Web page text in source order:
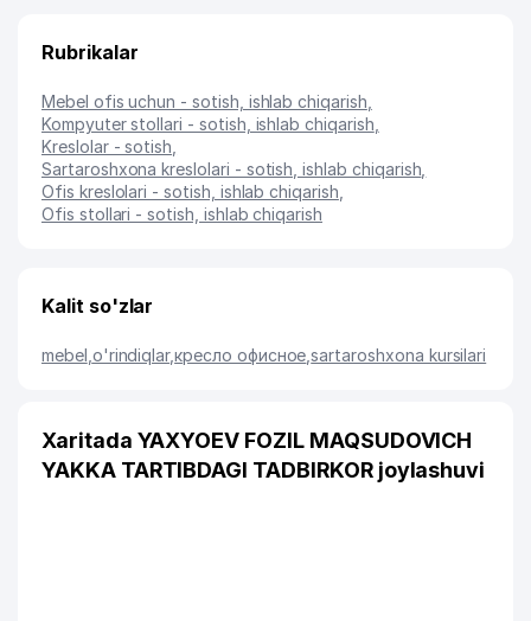
Rubrikalar
Mebel ofis uchun - sotish, ishlab chiqarish
Kompyuter stollari - sotish, ishlab chiqarish
Kreslolar - sotish
Sartaroshxona kreslolari - sotish, ishlab chiqarish
Ofis kreslolari - sotish, ishlab chiqarish
Ofis stollari - sotish, ishlab chiqarish
Kalit so'zlar
mebel o'rindiqlar,кресло офисное ,sartaroshxona kursilari
Xaritada YAXYOEV FOZIL MAQSUDOVICH
YAKKA TARTIBDAGI TADBIRKOR joylashuvi